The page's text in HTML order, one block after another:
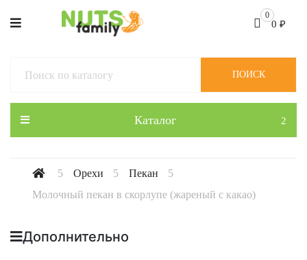
0
0 ₽
Каталог
ПОИСК
Орехи
Пекан
Молочный пекан в скорлупе (жареный с какао)
Дополнительно